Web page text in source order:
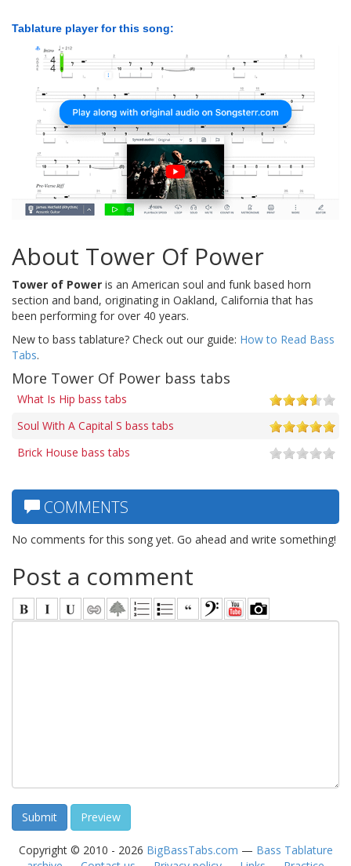
Tablature player for this song:
About Tower Of Power
Tower of Power is an American soul and funk based horn
section and band, originating in Oakland, California that has
been performing for over 40 years.
New to bass tablature? Check out our guide: How to Read Bass
Tabs.
More Tower Of Power bass tabs
What Is Hip bass tabs
Soul With A Capital S bass tabs
Brick House bass tabs
COMMENTS
No comments for this song yet. Go ahead and write something!
Post a comment
Copyright © 2010 - 2026 BigBassTabs.com — Bass Tablature